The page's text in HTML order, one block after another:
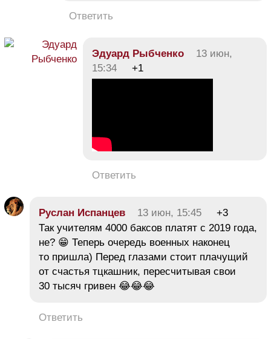
Ответить
Эдуард Рыбченко
13 июн,
15:34
+1
Ответить
Руслан Испанцев 13 июн, 15:45
+3
Так учителям 4000 баксов платят с 2019 года,
не? 😁 Теперь очередь военных наконец
то пришла) Перед глазами стоит плачущий
от счастья тцкашник, пересчитывая свои
30 тысяч гривен 😂😂😂
Ответить